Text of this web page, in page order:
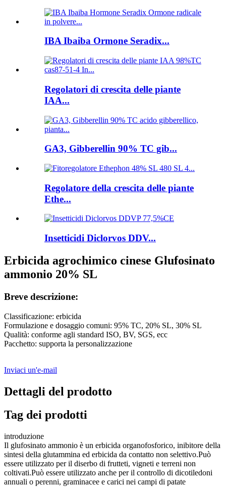
IBA Ibaiba Ormone Seradix...
Regolatori di crescita delle piante
IAA...
GA3, Gibberellin 90% TC gib...
Regolatore della crescita delle piante
Ethe...
Insetticidi Diclorvos DDV...
Erbicida agrochimico cinese Glufosinato
ammonio 20% SL
Breve descrizione:
Classificazione: erbicida
Formulazione e dosaggio comuni: 95% TC, 20% SL, 30% SL
Qualità: conforme agli standard ISO, BV, SGS, ecc
Pacchetto: supporta la personalizzazione
Inviaci un'e-mail
Dettagli del prodotto
Tag dei prodotti
introduzione
Il glufosinato ammonio è un erbicida organofosforico, inibitore della
sintesi della glutammina ed erbicida da contatto non selettivo.Può
essere utilizzato per il diserbo di frutteti, vigneti e terreni non
coltivati.Può essere utilizzato anche per il controllo di dicotiledoni
annuali o perenni, graminacee e carici nei campi di patate